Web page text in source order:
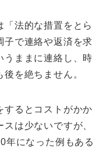
法的な措置をとら
子で連絡や返済を求
うままに連絡し、時
を絶ちません。
するとコストがかか
は少ないですが、
年になった例もある